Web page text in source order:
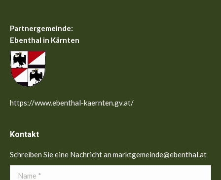
Partnergemeinde:
Ebenthal in Kärnten
https://www.ebenthal-kaernten.gv.at/
Kontakt
Schreiben Sie eine Nachricht an marktgemeinde@ebenthal.at
Name *